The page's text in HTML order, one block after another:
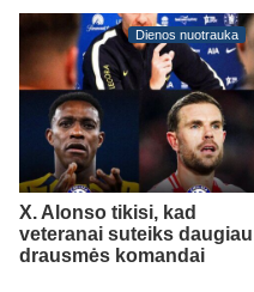
Dienos nuotrauka
X. Alonso tikisi, kad
veteranai suteiks daugiau
drausmės komandai